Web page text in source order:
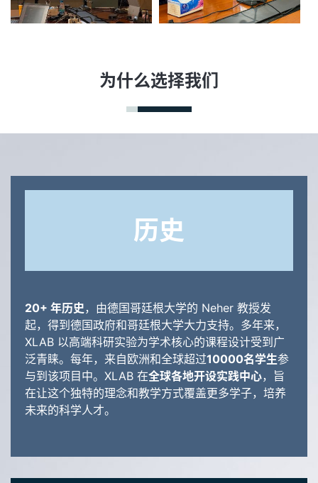
为什么选择我们
历史
20+ 年历史，由德国哥廷根大学的 Neher 教授发
起，得到德国政府和哥廷根大学大力支持。多年来，
XLAB 以高端科研实验为学术核心的课程设计受到广
泛青睐。每年，来自欧洲和全球超过10000名学生参
与到该项目中。XLAB 在全球各地开设实践中心，旨
在让这个独特的理念和教学方式覆盖更多学子，培养
未来的科学人才。